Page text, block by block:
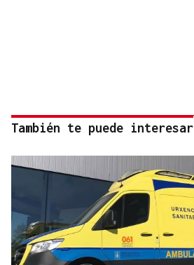
También te puede interesar